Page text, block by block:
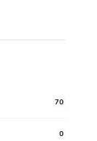
70
0